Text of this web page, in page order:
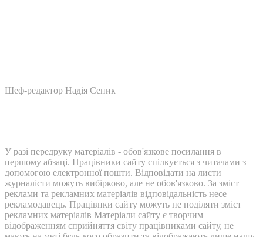
Шеф-редактор Надія Сеник
У разі передруку матеріалів - обов'язкове посилання в
першому абзаці. Працівники сайту спілкується з читачами з
допомогою електронної пошти. Відповідати на листи
журналісти можуть вибірково, але не обов'язково. За зміст
реклами та рекламних матеріалів відповідальність несе
рекламодавець. Працівнки сайту можуть не поділяти зміст
рекламних матеріалів Матеріали сайту є творчим
відображенням сприйняття світу працівниками сайту, не